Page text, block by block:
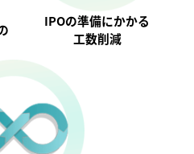
IPOの準備にかかる
工数削減